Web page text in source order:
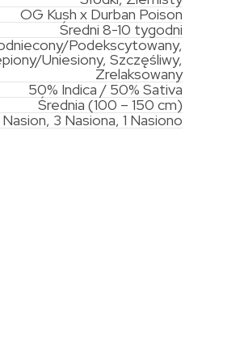
OG Kush x Durban Poison
Średni 8-10 tygodni
Podekscytowany,
Uniesiony, Szczęśliwy,
Zrelaksowany
50% Indica / 50% Sativa
Średnia (100 – 150 cm)
3 Nasiona, 1 Nasiono